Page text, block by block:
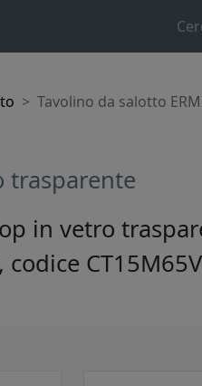
Tavolino da salotto
trasparente
in vetro